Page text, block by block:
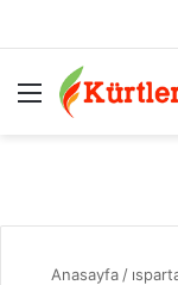
Menü
Anasayfa /